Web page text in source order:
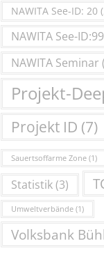
NAWITA See-ID: 20
NAWITA See-ID:99
NAWITA Seminar
Projekt-
Projekt ID (7)
Sauertsoffarme Zone (1)
Statistik(3)
Umweltverbände (1)
Volksbank